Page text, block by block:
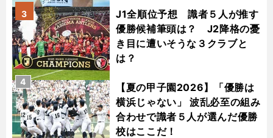
J1全順位予想 識者５人が推す
優勝候補筆頭は？ J2降格の憂
き目に遭いそうな３クラブと
は？
3
【夏の甲子園2026】「優勝は
横浜じゃない」 波乱必至の組み
合わせで識者５人が選んだ優勝
校はここだ！
4